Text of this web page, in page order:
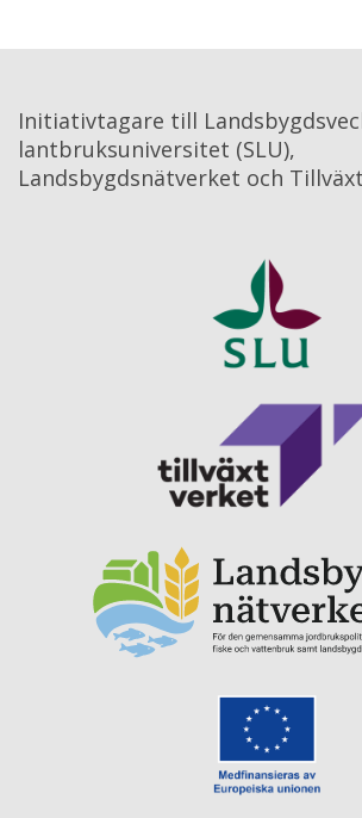
Initiativtagare till
lantbruksuniversitet (SLU),
Landsbygdsnätverket och